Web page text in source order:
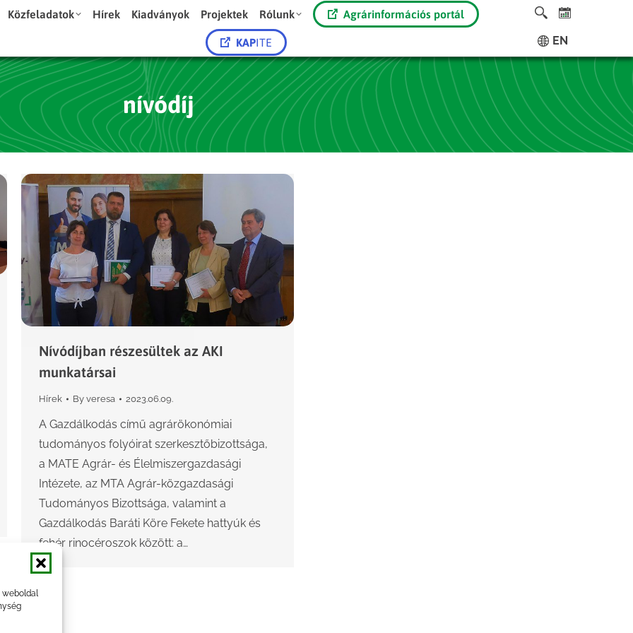
weboldal
Közfeladatok Hírek Kiadványok Projektek Rólunk Agrárinformációs portál
KAPITE EN
nívódíj
Nívódíjban részesültek az AKI
munkatársai
Hírek By veresa 2023.06.09.
A Gazdálkodás című agrárökonómiai
tudományos folyóirat szerkesztőbizottsága,
a MATE Agrár- és Élelmiszergazdasági
Intézete, az MTA Agrár-közgazdasági
Tudományos Bizottsága, valamint a
Gazdálkodás Baráti Köre Fekete hattyúk és
fehér rinocéroszok között: a…